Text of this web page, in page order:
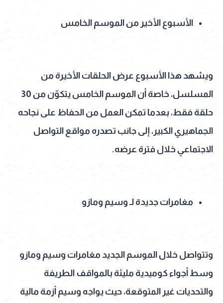
الأسبوع الأخير من الموسم الخامس
ويشهد هذا الأسبوع عرض الحلقات الأخيرة من
المسلسل، خاصة أن الموسم الخامس يتكوّن من 30
حلقة فقط، بعدما تمكن العمل من الحفاظ على نجاحه
الجماهيري الكبير، إلى جانب تصدره مواقع التواصل
الاجتماعي خلال فترة عرضه.
مغامرات جديدة لـ وسيم ومازو
وتتواصل خلال الموسم الجديد مغامرات وسيم ومازو
وسط أجواء كوميدية مليئة بالمواقف الطريفة
والتحديات غير المتوقعة، حيث يواجه وسيم أزمة مالية